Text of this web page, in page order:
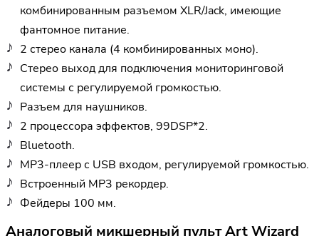
комбинированным разъемом XLR/Jack, имеющие
фантомное питание.
2 стерео канала (4 комбинированных моно).
Стерео выход для подключения мониторинговой
системы с регулируемой громкостью.
Разъем для наушников.
2 процессора эффектов, 99DSP*2.
Bluetooth.
MP3-плеер с USB входом, регулируемой громкостью.
Встроенный MP3 рекордер.
Фейдеры 100 мм.
Аналоговый микшерный пульт Art Wizard